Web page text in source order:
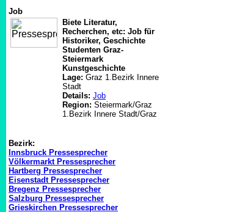
Job
Biete Literatur,
Recherchen, etc: Job für
Historiker, Geschichte
Studenten Graz-
Steiermark
Kunstgeschichte
Lage: Graz 1.Bezirk Innere
Stadt
Details: Job
Region: Steiermark/Graz
1.Bezirk Innere Stadt/Graz
Bezirk:
Innsbruck Pressesprecher
Völkermarkt Pressesprecher
Hartberg Pressesprecher
Eisenstadt Pressesprecher
Bregenz Pressesprecher
Salzburg Pressesprecher
Grieskirchen Pressesprecher